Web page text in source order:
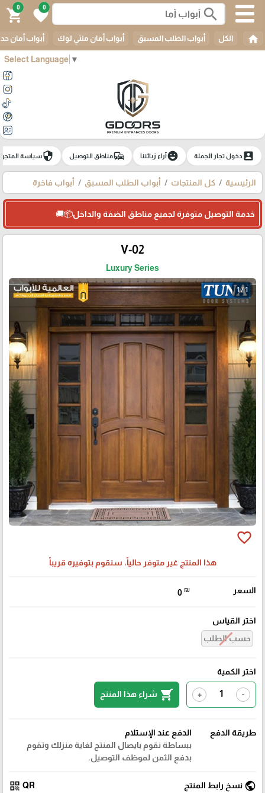
Select Language ▼
search
0
favorite
0
shopping_cart
home الكل أبواب الطلب المسبق أبواب أمان ملتي لوك أبواب أمان
account_boxدخول تجار الجملة emoji_emotionsآراء زبائننا commuteمناطق التوصيل securityسياسة المتجر
الرئيسية كل المنتجات أبواب الطلب المسبق أبواب فاخرة
خدمة التوصيل متوفرة لجميع مناطق الضفة والداخل📦🚚
V-02
Luxury Series
1 / 1
favorite_border
هذا المنتج غير متوفر حالياً، سنقوم بتوفيره قريباً
السعر 0 ₪
اختر القياس
حسب الطلب
اختر الكمية
-
+
shopping_cart شراء هذا المنتج
طريقة الدفع
الدفع عند الإستلام
ببساطة نقوم بايصال المنتج لغاية منزلك وتقوم
بدفع الثمن لموظف التوصيل.
public نسخ رابط المنتج QR
qr_code